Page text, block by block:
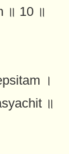
॥ 10 ॥
।
॥